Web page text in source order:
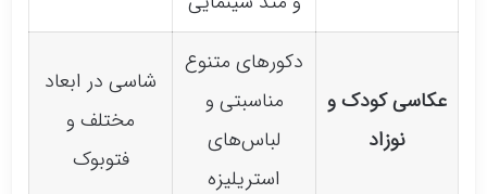
عکاسی کودک و
نوزاد
دکورهای متنوع
مناسبتی و
لباس‌های
استریلیزه
شاسی در ابعاد
مختلف و
فتوبوک